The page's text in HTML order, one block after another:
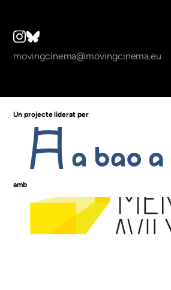
movingcinema@movingcinema.eu
Un projecte liderat per
amb